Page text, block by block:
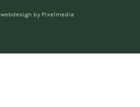
webdesign by Pixelmedia